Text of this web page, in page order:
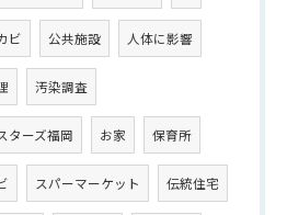
ビ 公共施設 人体に影響
汚染調査
ターズ福岡 お家 保育所
スパーマーケット 伝統住宅